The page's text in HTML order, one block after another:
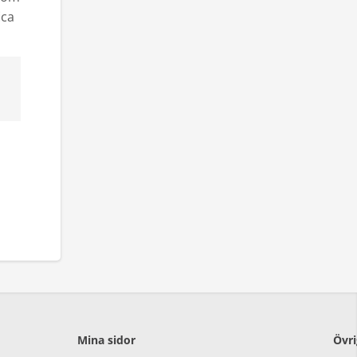
Mina sidor